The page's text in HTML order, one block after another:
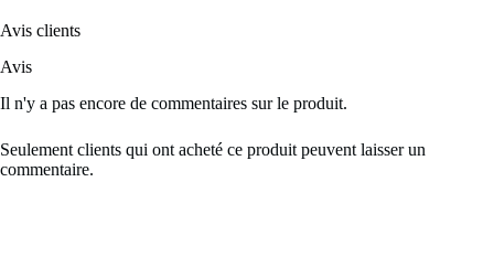
Avis clients
Avis
Il n'y a pas encore de commentaires sur le produit.
Seulement clients qui ont acheté ce produit peuvent laisser un
commentaire.